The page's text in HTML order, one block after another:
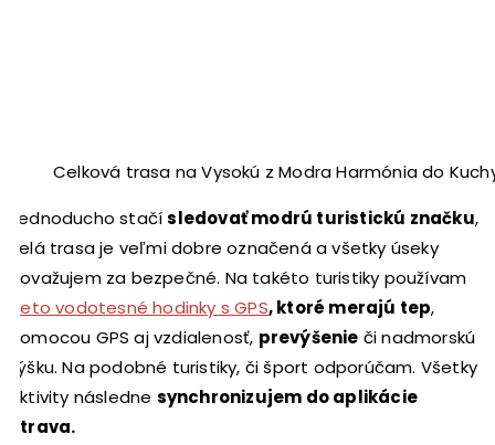
Celková trasa na Vysokú z Modra Harmónia do
Jednoducho stačísledovať modrú turistickú značku,
celá trasa je veľmi dobre označená a všetky úseky
považujem za bezpečné. Na takéto turistiky používam
tieto vodotesné hodinky s GPS, ktoré merajú tep,
pomocou GPS aj vzdialenosť, prevýšenie či nadmorskú
výšku. Na podobné turistiky, či šport odporúčam. Všetky
aktivity následne synchronizujem do aplikácie
Strava.